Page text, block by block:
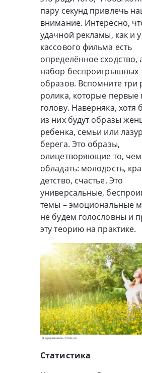
пару секунд привлечь
внимание. Интересно,
удачной рекламы, как и
кассового фильма есть
определённое сходство,
набор беспроигрышных
образов. Вспомните три
ролика, которые первые
голову. Наверняка, хотя
из них будут образы
ребенка, семьи или
берега. Это образы,
олицетворяющие то, чем
обладать: молодость,
детство, счастье. Это
универсальные,
темы – эмоциональные
не будем голословны и
эту теорию на практике.
Статистика